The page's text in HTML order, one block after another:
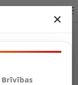
×
Brīvības